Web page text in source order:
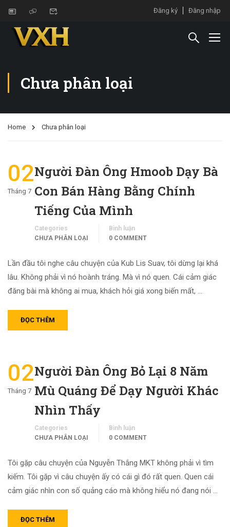
Đăng ký Đăng nhập
Chưa phân loại
Home Chưa phân loại
02
Tháng 7
Người Đàn Ông Hmoob Dạy Bà
Con Bán Hàng Bằng Chính
Tiếng Của Mình
Categories
CHƯA PHÂN LOẠI
Bình luận
0 COMMENT
Lần đầu tôi nghe câu chuyện của Kub Lis Suav, tôi dừng lại khá
lâu. Không phải vì nó hoành tráng. Mà vì nó quen. Cái cảm giác
đăng bài mà không ai mua, khách hỏi giá xong biến mất, …
ĐỌC THÊM
02
Tháng 7
Người Đàn Ông Bỏ Lại 8 Năm
Mù Quáng Để Dạy Người Khác
Nhìn Thấy
Categories
CHƯA PHÂN LOẠI
Bình luận
0 COMMENT
Tôi gặp câu chuyện của Nguyễn Thắng MKT không phải vì tìm
kiếm. Tôi gặp vì câu chuyện ấy có cái gì đó rất quen. Quen cái
cảm giác nhìn con số quảng cáo mà không hiểu nó đang nói …
ĐỌC THÊM